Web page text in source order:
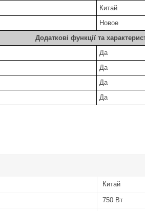
Китай
Hовое
Додаткові функції та
Да
Да
Да
Да
Китай
750 Вт